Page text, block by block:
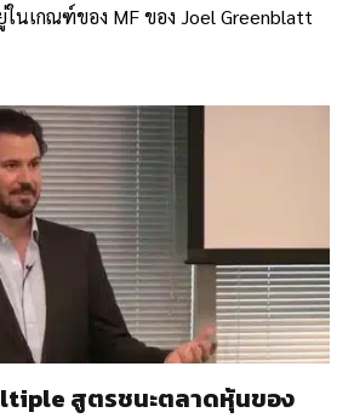
นเกณฑ์ของ MF ของ Joel Greenblatt
สูตรชนะตลาดหุ้นของ